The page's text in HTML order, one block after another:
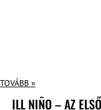
TOVÁBB »
ILL NIÑO – AZ